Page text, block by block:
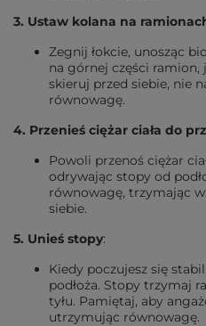
3. Ustaw kolana na
Zegnij łokcie, unosząc
na górnej części ramion,
skieruj przed siebie, nie
równowagę.
4. Przenieś ciężar ciała do
Powoli przenoś ciężar
odrywając stopy od
równowagę, trzymając
siebie.
5. Unieś stopy:
Kiedy poczujesz się
podłoża. Stopy trzymaj
tyłu. Pamiętaj, aby
utrzymując równowagę.